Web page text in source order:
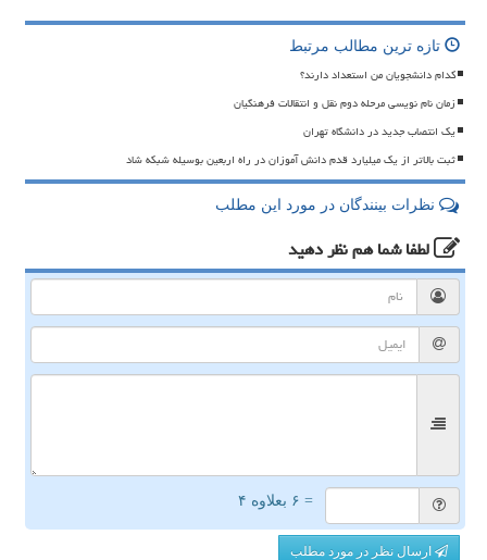
تازه ترین مطالب مرتبط
کدام دانشجویان من استعداد دارند؟
زمان نام نویسی مرحله دوم نقل و انتقالات فرهنگیان
یک انتصاب جدید در دانشگاه تهران
ثبت بالاتر از یک میلیارد قدم دانش آموزان در راه اربعین بوسیله شبکه شاد
نظرات بینندگان در مورد این مطلب
لطفا شما همنظر دهید
= ۶ بعلاوه ۴
ارسال نظر در مورد مطلب